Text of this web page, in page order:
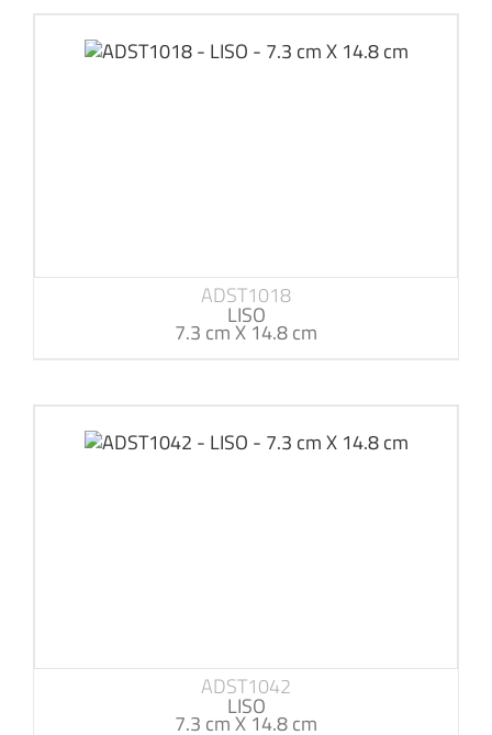
ADST1018
LISO
7.3 cm X 14.8 cm
ADST1042
LISO
7.3 cm X 14.8 cm